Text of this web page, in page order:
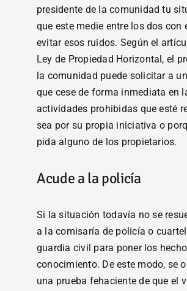
presidente de la comunidad tu
que este medie entre los dos con
evitar esos ruidos. Según el
Ley de Propiedad Horizontal, el
la comunidad puede solicitar a
que cese de forma inmediata en
actividades prohibidas que esté
sea por su propia iniciativa o
pida alguno de los propietarios.
Acude a la policía
Si la situación todavía no se
a la comisaría de policía o
guardia civil para poner los
conocimiento. De este modo, se
una prueba fehaciente de que el